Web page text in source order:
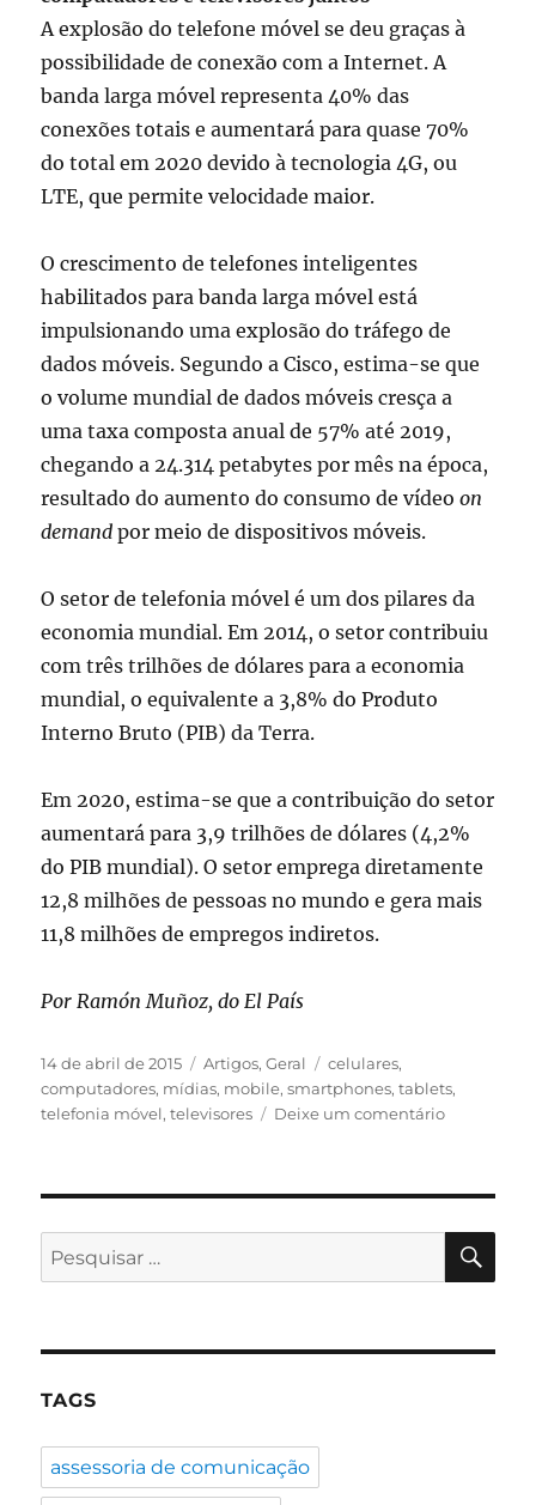
A explosão do telefone móvel se deu graças à
possibilidade de conexão com a Internet. A
banda larga móvel representa 40% das
conexões totais e aumentará para quase 70%
do total em 2020 devido à tecnologia 4G, ou
LTE, que permite velocidade maior.
O crescimento de telefones inteligentes
habilitados para banda larga móvel está
impulsionando uma explosão do tráfego de
dados móveis. Segundo a Cisco, estima-se que
o volume mundial de dados móveis cresça a
uma taxa composta anual de 57% até 2019,
chegando a 24.314 petabytes por mês na época,
resultado do aumento do consumo de vídeoon
demand por meio de dispositivos móveis.
O setor de telefonia móvel é um dos pilares da
economia mundial. Em 2014, o setor contribuiu
com três trilhões de dólares para a economia
mundial, o equivalente a 3,8% do Produto
Interno Bruto (PIB) da Terra.
Em 2020, estima-se que a contribuição do setor
aumentará para 3,9 trilhões de dólares (4,2%
do PIB mundial). O setor emprega diretamente
12,8 milhões de pessoas no mundo e gera mais
11,8 milhões de empregos indiretos.
Por Ramón Muñoz, do El País
Publicado
em
14 de abril de 2015 Categorias
Artigos,Geral Tags
celulares,
computadores, mídias, mobile,smartphones,tablets,
telefonia móvel,televisores Deixe um comentárioem
anos
depois
da
Pesquisar
por:
TAGS
assessoria de comunicação